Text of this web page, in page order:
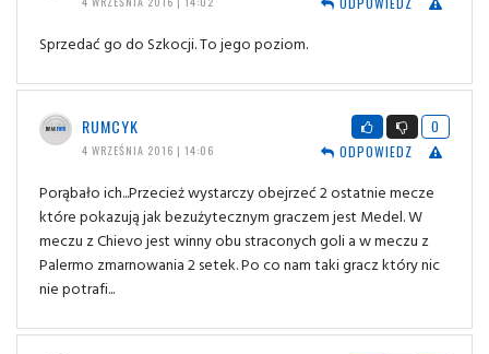
Sprzedać go do Szkocji. To jego poziom.
RUMCYK
4 WRZEŚNIA 2016 | 14:06
0
ODPOWIEDZ
Porąbało ich...Przecież wystarczy obejrzeć 2 ostatnie mecze
które pokazują jak bezużytecznym graczem jest Medel. W
meczu z Chievo jest winny obu straconych goli a w meczu z
Palermo zmarnowania 2 setek. Po co nam taki gracz który nic
nie potrafi...